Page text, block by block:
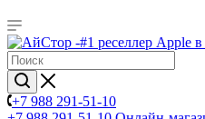
+7 988 291-51-10